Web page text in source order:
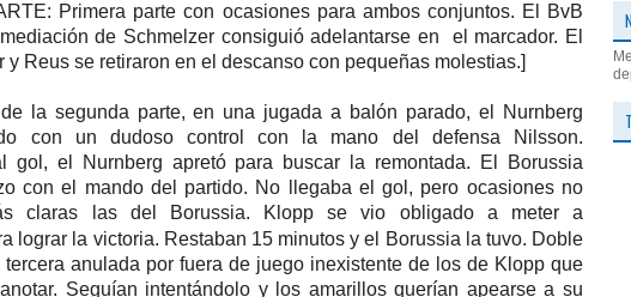
Primera parte con ocasiones para ambos conjuntos. El BvB
de Schmelzer consiguió adelantarse en el marcador. El
y Reus se retiraron en el descanso con pequeñas molestias.]
la segunda parte, en una jugada a balón parado, el Nurnberg
con un dudoso control con la mano del defensa Nilsson.
gol, el Nurnberg apretó para buscar la remontada. El Borussia
con el mando del partido. No llegaba el gol, pero ocasiones no
claras las del Borussia.
Klopp se vio obligado a meter a
lograr la victoria. Restaban 15 minutos y el Borussia la tuvo. Doble
anulada por fuera de juego inexistente de los de Klopp que
Seguían intentándolo y los amarillos querían apearse a su